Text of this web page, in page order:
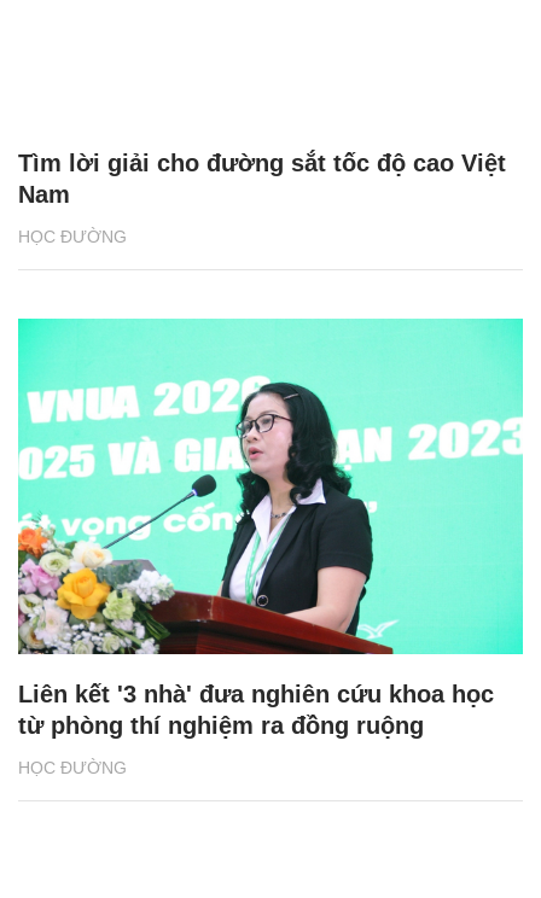
HỌC ĐƯỜNG
Tìm lời giải cho đường sắt tốc độ cao Việt
Nam
HỌC ĐƯỜNG
Liên kết '3 nhà' đưa nghiên cứu khoa học
từ phòng thí nghiệm ra đồng ruộng